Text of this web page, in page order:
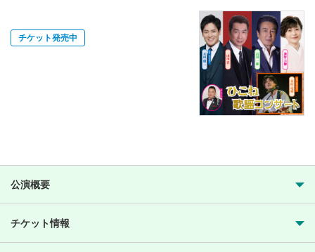
チケット発売中
公演概要
チケット情報